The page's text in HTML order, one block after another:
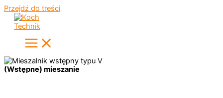
Przejdź do treści
(Wstępne) mieszanie